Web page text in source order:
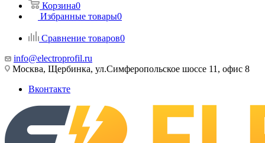
Корзина0
Избранные товары0
Сравнение товаров0
info@electroprofil.ru
Москва, Щербинка, ул.Симферопольское шоссе 11, офис 8
Вконтакте